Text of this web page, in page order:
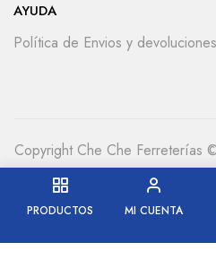
PRODUCTOS MI CUENTA
AYUDA
Política de Envios y devoluciones
Copyright Che Che Ferreterías